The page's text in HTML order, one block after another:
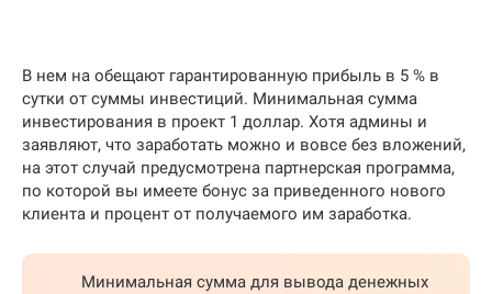
В нем на обещают гарантированную прибыль в 5 % в
сутки от суммы инвестиций. Минимальная сумма
инвестирования в проект 1 доллар. Хотя админы и
заявляют, что заработать можно и вовсе без вложений,
на этот случай предусмотрена партнерская программа,
по которой вы имеете бонус за приведенного нового
клиента и процент от получаемого им заработка.
Минимальная сумма для вывода денежных